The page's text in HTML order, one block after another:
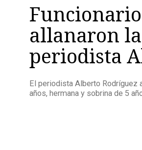
allanaron
periodista
El periodista Alberto Rodríguez
años, hermana y sobrina de 5